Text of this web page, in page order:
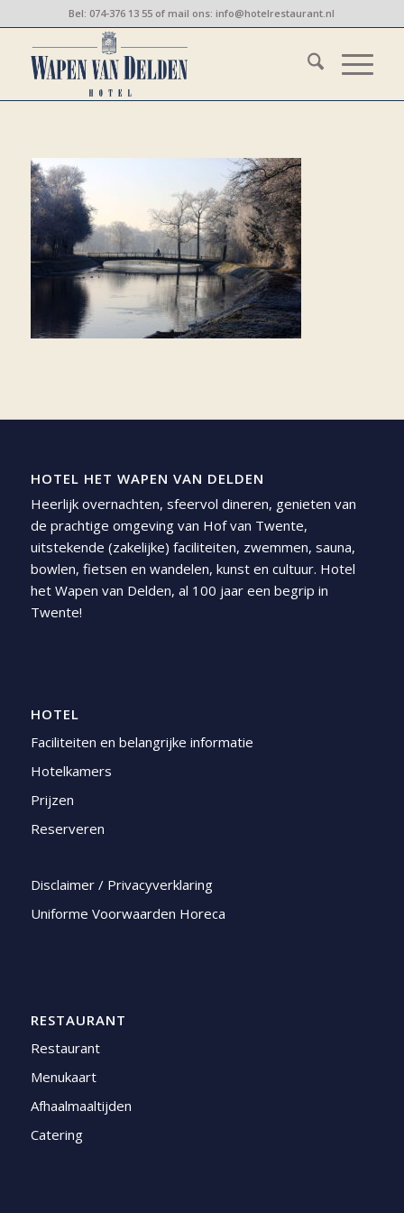
Bel: 074-376 13 55 of mail ons:info@hotelrestaurant.nl
HOTEL HET WAPEN VAN DELDEN
Heerlijk overnachten, sfeervol dineren, genieten van
de prachtige omgeving van Hof van Twente,
uitstekende (zakelijke) faciliteiten, zwemmen, sauna,
bowlen, fietsen en wandelen, kunst en cultuur. Hotel
het Wapen van Delden, al 100 jaar een begrip in
Twente!
HOTEL
Faciliteiten en belangrijke informatie
Hotelkamers
Prijzen
Reserveren
Disclaimer / Privacyverklaring
Uniforme Voorwaarden Horeca
RESTAURANT
Restaurant
Menukaart
Afhaalmaaltijden
Catering